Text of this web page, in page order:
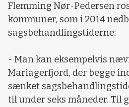
Flemming Nør-Pedersen
kommuner, som i 2014
sagsbehandlingstiderne:
- Man kan eksempelvis
Mariagerfjord, der begge
sænket
til under seks måneder. Til